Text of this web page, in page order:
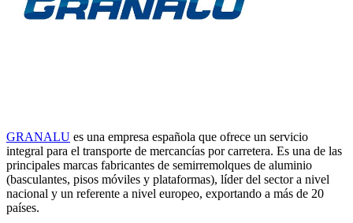
GRANALU es una empresa española que ofrece un servicio
integral para el transporte de mercancías por carretera. Es una de las
principales marcas fabricantes de semirremolques de aluminio
(basculantes, pisos móviles y plataformas), líder del sector a nivel
nacional y un referente a nivel europeo, exportando a más de 20
países.